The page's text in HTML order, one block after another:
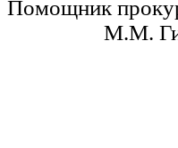
Помощник
М.М.